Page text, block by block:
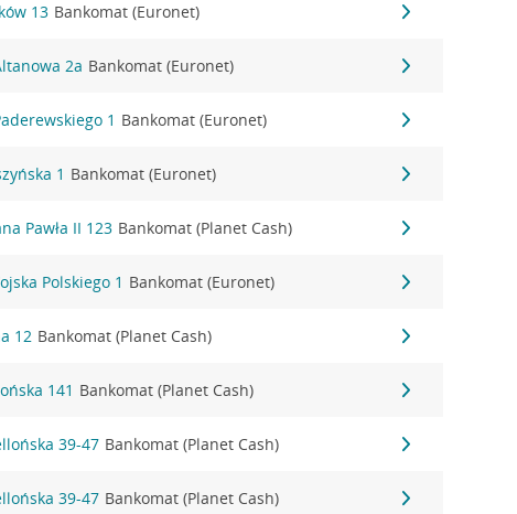
13 Bankomat (Euronet)
2a Bankomat (Euronet)
1 Bankomat (Euronet)
1 Bankomat (Euronet)
Pawła II 123 Bankomat (Planet Cash)
Polskiego 1 Bankomat (Euronet)
12 Bankomat (Planet Cash)
141 Bankomat (Planet Cash)
39-47 Bankomat (Planet Cash)
39-47 Bankomat (Planet Cash)